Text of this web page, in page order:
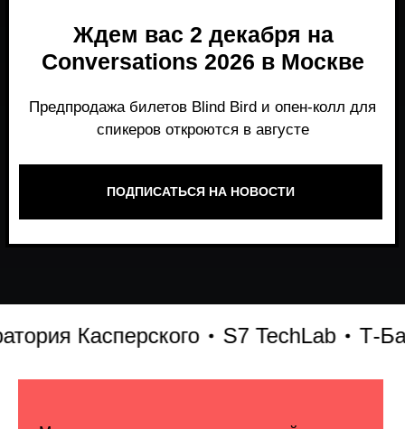
Касперского S7 TechLab Т-Банк
Место, где можно получить честный,
работает и формирует рынок генеративного